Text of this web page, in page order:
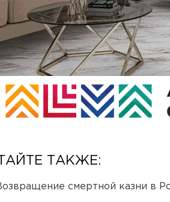
ТАКЖЕ:
смертной казни в